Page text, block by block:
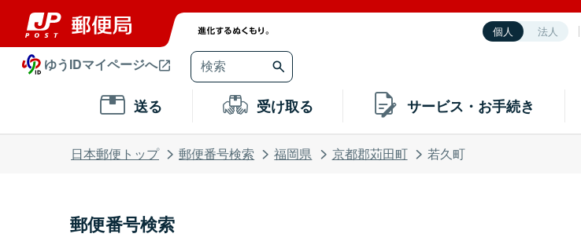
個人 法人
ゆうIDマイページへ
送る 受け取る サービス・お手続き
日本郵便トップ 郵便番号検索 福岡県 京都郡苅田町 若久町
郵便番号検索